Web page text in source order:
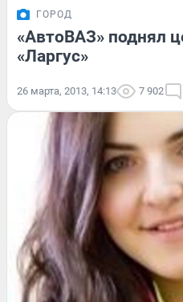
ГОРОД
«АвтоВАЗ» поднял
«Ларгус»
26 марта, 2013, 14:13 7 902